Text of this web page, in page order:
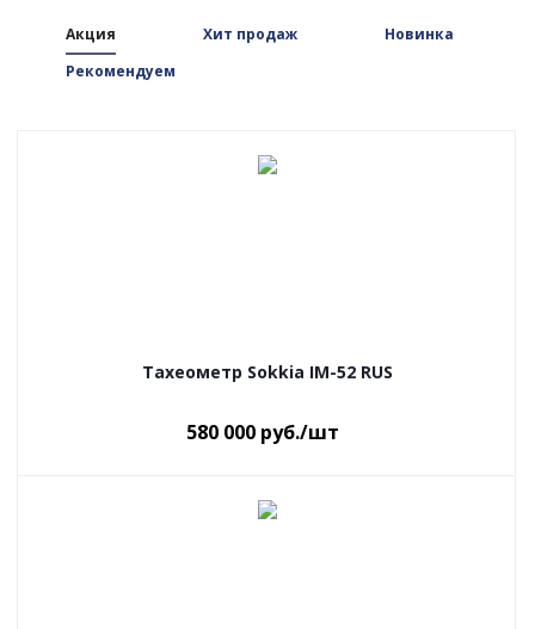
Акция Хит продаж
Новинка
Рекомендуем
Тахеометр Sokkia IM-52 RUS
580 000 руб./шт